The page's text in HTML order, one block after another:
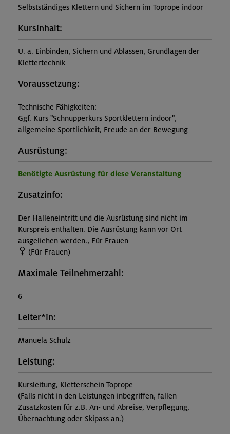
Selbstständiges Klettern und Sichern im Toprope indoor
Kursinhalt:
U. a. Einbinden, Sichern und Ablassen, Grundlagen der
Klettertechnik
Voraussetzung:
Technische Fähigkeiten:
Ggf. Kurs "Schnupperkurs Sportklettern indoor",
allgemeine Sportlichkeit, Freude an der Bewegung
Ausrüstung:
Benötigte Ausrüstung für diese Veranstaltung
Zusatzinfo:
Der Halleneintritt und die Ausrüstung sind nicht im
Kurspreis enthalten. Die Ausrüstung kann vor Ort
ausgeliehen werden., Für Frauen
(Für Frauen)
Maximale Teilnehmerzahl:
6
Leiter*in:
Manuela Schulz
Leistung:
Kursleitung, Kletterschein Toprope
(Falls nicht in den Leistungen inbegriffen, fallen
Zusatzkosten für z.B. An- und Abreise, Verpflegung,
Übernachtung oder Skipass an.)